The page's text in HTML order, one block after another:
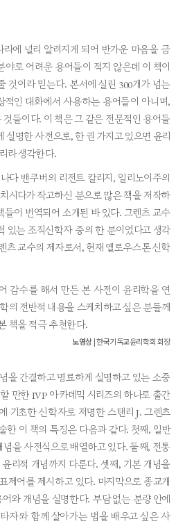
에 널리 알려지게 되어 반가운 마음을 금
로 어려운 용어들이 적지 않은데 이 책이
것이라 믿는다. 본서에 실린 300개가 넘는
적인 대화에서 사용하는 용어들이 아니며,
들이다. 이 책은 그 같은 전문적인 용어들
명한 사전으로, 한 권 가지고 있으면 윤리
라 생각한다.
다 밴쿠버의 리전트 칼리지, 일리노이주의
시다가 작고하신 분으로 많은 책을 저작하
이 번역되어 소개된 바 있다. 그렌츠 교수
있는 조직신학자 중의 한 분이었다고 생각
츠 교수의 제자로서, 현재 옐로우스톤 신학
감수를 해서 만든 본 사전이 윤리학을 연
의 전반적 내용을 스케치하고 싶은 분들께
책을 적극 추천한다.
노영상| 한국기독교윤리학회 회장
을 간결하고 명료하게 설명하고 있는 소중
만한 IVP 아카데믹 시리즈의 하나로 출간
기초한 신학자로 저명한 스탠리 J. 그렌츠
한 이 책의 특징은 다음과 같다. 첫째, 일반
을 사전식으로 배열하고 있다. 둘째, 전통
리적 개념까지 다룬다. 셋째, 기본 개념을
제어를 제시하고 있다. 마지막으로 종교개
와 개념을 설명한다. 부담 없는 분량 안에
자와 함께 살아가는 법을 배우고 싶은 사